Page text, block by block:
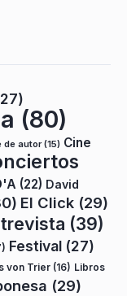
(80)
de autor(15) Cine
(22) David
El Click (29)
(39)
Festival (27)
von Trier (16) Libros
(29)